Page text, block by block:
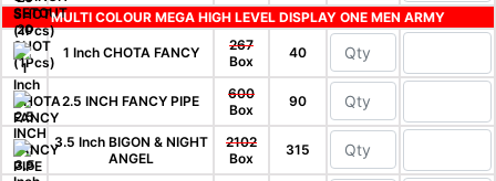
MULTI COLOUR MEGA HIGH LEVEL DISPLAY ONE MEN ARMY
1 Inch CHOTA FANCY
267
Box
40
2.5 INCH FANCY PIPE
600
Box
90
3.5 Inch BIGON & NIGHT
ANGEL
2102
Box
315